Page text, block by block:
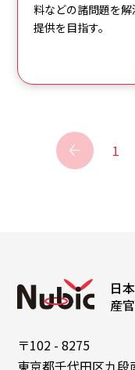
料などの諸問題を
提供を目指す。
1
日
産
〒102 - 8275
東京都千代田区九